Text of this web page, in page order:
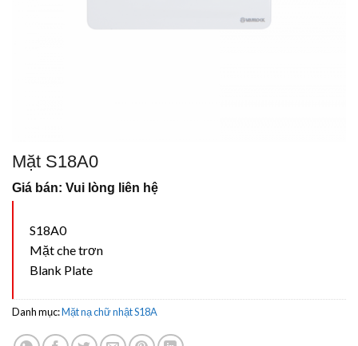
Mặt S18A0
Giá bán: Vui lòng liên hệ
S18A0
Mặt che trơn
Blank Plate
Danh mục:Mặt nạ chữ nhật S18A